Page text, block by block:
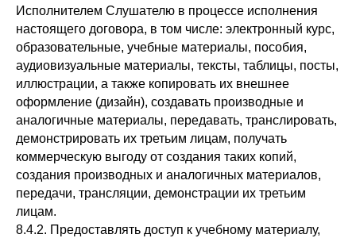
Исполнителем Слушателю в процессе исполнения
настоящего договора, в том числе: электронный курс,
образовательные, учебные материалы, пособия,
аудиовизуальные материалы, тексты, таблицы, посты,
иллюстрации, а также копировать их внешнее
оформление (дизайн), создавать производные и
аналогичные материалы, передавать, транслировать,
демонстрировать их третьим лицам, получать
коммерческую выгоду от создания таких копий,
создания производных и аналогичных материалов,
передачи, трансляции, демонстрации их третьим
лицам.
8.4.2. Предоставлять доступ к учебному материалу,